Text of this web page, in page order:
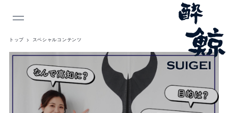
INDEX
トップ スペシャルコンテンツ